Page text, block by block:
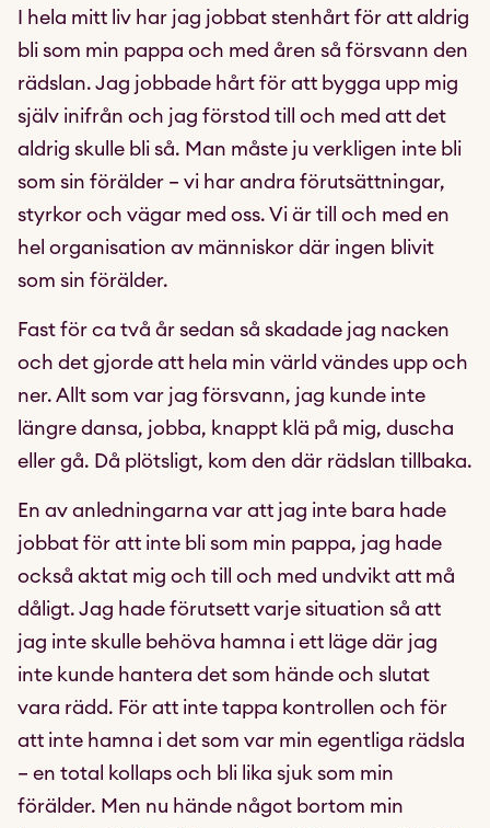
I hela mitt liv har jag jobbat stenhårt för att aldrig
bli som min pappa och med åren så försvann den
rädslan. Jag jobbade hårt för att bygga upp mig
själv inifrån och jag förstod till och med att det
aldrig skulle bli så. Man måste ju verkligen inte bli
som sin förälder – vi har andra förutsättningar,
styrkor och vägar med oss. Vi är till och med en
hel organisation av människor där ingen blivit
som sin förälder.
Fast för ca två år sedan så skadade jag nacken
och det gjorde att hela min värld vändes upp och
ner. Allt som var jag försvann, jag kunde inte
längre dansa, jobba, knappt klä på mig, duscha
eller gå. Då plötsligt, kom den där rädslan tillbaka.
En av anledningarna var att jag inte bara hade
jobbat för att inte bli som min pappa, jag hade
också aktat mig och till och med undvikt att må
dåligt. Jag hade förutsett varje situation så att
jag inte skulle behöva hamna i ett läge där jag
inte kunde hantera det som hände och slutat
vara rädd. För att inte tappa kontrollen och för
att inte hamna i det som var min egentliga rädsla
– en total kollaps och bli lika sjuk som min
förälder. Men nu hände något bortom min